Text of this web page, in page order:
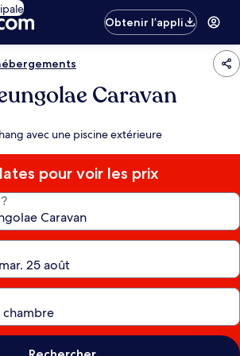
Obtenir l’appli
Caravan
avec une piscine extérieure
pour voir les prix